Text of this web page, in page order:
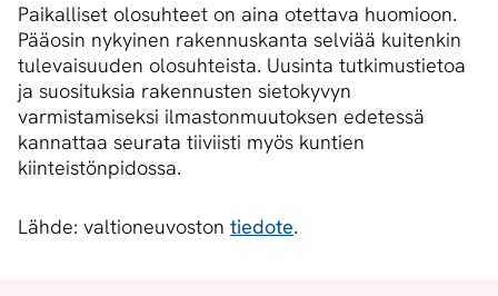
Paikalliset olosuhteet on aina otettava huomioon.
Pääosin nykyinen rakennuskanta selviää kuitenkin
tulevaisuuden olosuhteista. Uusinta tutkimustietoa
ja suosituksia rakennusten sietokyvyn
varmistamiseksi ilmastonmuutoksen edetessä
kannattaa seurata tiiviisti myös kuntien
kiinteistönpidossa.
Lähde: valtioneuvoston tiedote.